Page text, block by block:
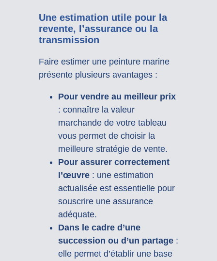
Une estimation utile pour la
revente, l’assurance ou la
transmission
Faire estimer une peinture marine
présente plusieurs avantages :
Pour vendre au meilleur prix
: connaître la valeur
marchande de votre tableau
vous permet de choisir la
meilleure stratégie de vente.
Pour assurer correctement
l’œuvre: une estimation
actualisée est essentielle pour
souscrire une assurance
adéquate.
Dans le cadre d’une
succession ou d’un partage:
elle permet d’établir une base